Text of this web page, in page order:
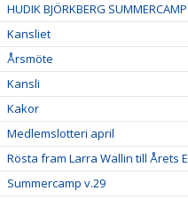
HUDIK BJÖRKBERG
Kansliet
Årsmöte
Kansli
Kakor
Medlemslotteri april
Rösta fram Larra Wallin till Årets
Summercamp v.29